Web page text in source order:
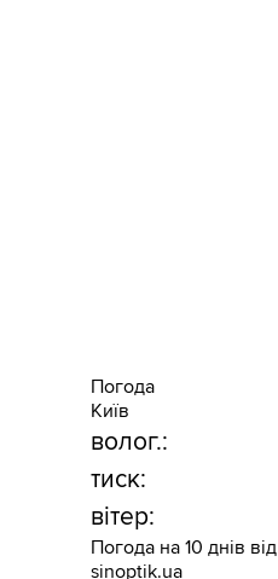
Погода
Київ
волог.:
тиск:
вітер:
Погода на 10 днів від
sinoptik.ua